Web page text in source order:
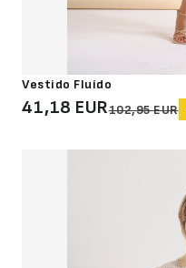
Vestido Fluído
41,18 EUR102,95 EUR